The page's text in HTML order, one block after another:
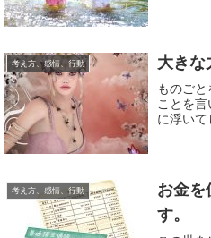
考え方、感情、行動 大きな
ものご
ことを
に浮いて
考え方、感情、行動
お金を
す。